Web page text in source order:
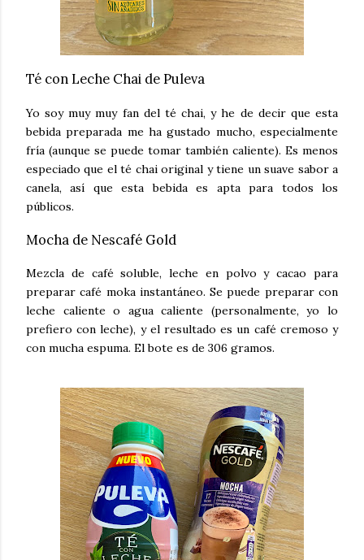
Té con Leche Chai de Puleva
Yo soy muy muy fan del té chai, y he de decir que esta
bebida preparada me ha gustado mucho, especialmente
fría (aunque se puede tomar también caliente). Es menos
especiado que el té chai original y tiene un suave sabor a
canela, así que esta bebida es apta para todos los
públicos.
Mocha de Nescafé Gold
Mezcla de café soluble, leche en polvo y cacao para
preparar café moka instantáneo. Se puede preparar con
leche caliente o agua caliente (personalmente, yo lo
prefiero con leche), y el resultado es un café cremoso y
con mucha espuma. El bote es de 306 gramos.